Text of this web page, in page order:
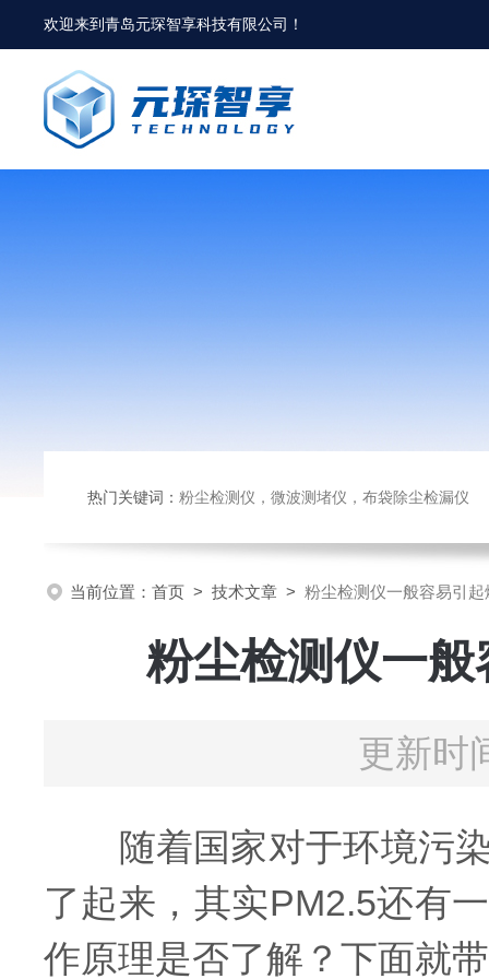
欢迎来到青岛元琛智享科技有限公司 ！
热门关键词： 粉尘检测仪，微波测堵仪，布袋除尘检漏仪
当前位置： 首页 > 技术文章 > 粉尘检测仪一般容易引
粉尘检测仪一
更新时
随着国家对于环境污染
了起来，其实PM2.5还有
作原理是否了解？下面就